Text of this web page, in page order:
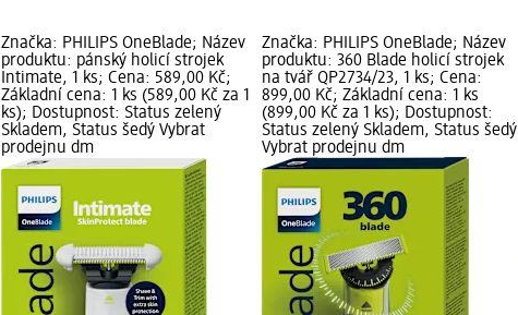
Značka: PHILIPS OneBlade; Název
produktu: pánský holicí strojek
Intimate, 1 ks; Cena: 589,00 Kč;
Základní cena: 1 ks (589,00 Kč za 1
ks); Dostupnost: Status zelený
Skladem, Status šedý Vybrat
prodejnu dm
Značka: PHILIPS OneBlade; Název
produktu: 360 Blade holicí strojek
na tvář QP2734/23, 1 ks; Cena:
899,00 Kč; Základní cena: 1 ks
(899,00 Kč za 1 ks); Dostupnost:
Status zelený Skladem, Status šedý
Vybrat prodejnu dm